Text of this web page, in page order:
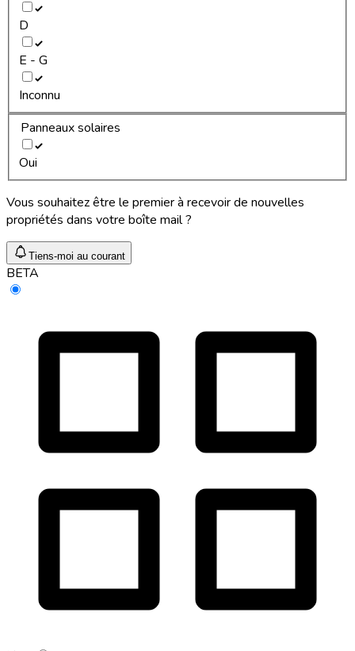
D
E - G
Inconnu
Panneaux solaires
Oui
Vous souhaitez être le premier à recevoir de nouvelles
propriétés dans votre boîte mail ?
Tiens-moi au courant
BETA